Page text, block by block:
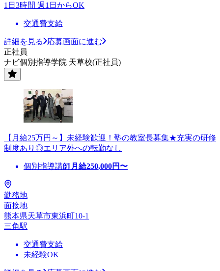
1日3時間 週1日からOK
交通費支給
詳細を見る
応募画面に進む
正社員
ナビ個別指導学院 天草校(正社員)
【月給25万円～】未経験歓迎！塾の教室長募集★充実の研修
制度あり◎エリア外への転勤なし
個別指導講師 月給250,000円〜
勤務地
面接地
熊本県天草市東浜町10-1
三角駅
交通費支給
未経験OK